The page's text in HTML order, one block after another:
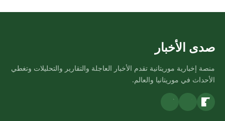
صدى الأخبار
منصة إخبارية موريتانية تقدم الأخبار العاجلة والتقارير والتحليلات وتغطي
الأحداث في موريتانيا والعالم.